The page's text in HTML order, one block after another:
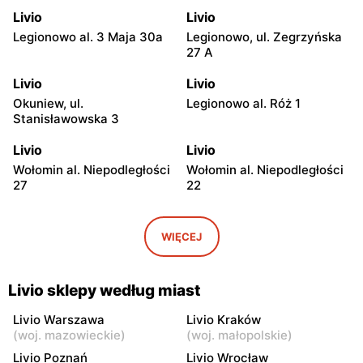
Livio
Legionowo al. 3 Maja 30a
Livio
Legionowo, ul. Zegrzyńska
27 A
Livio
Okuniew, ul.
Stanisławowska 3
Livio
Legionowo al. Róż 1
Livio
Wołomin al. Niepodległości
27
Livio
Wołomin al. Niepodległości
22
Otwock, ul. Warszawska
Livio
Otwock, ul. Wawerska 10
Livio
Wołomin, ul. Szosa
Jadowska 14B
Livio
Batorego 34
Livio Livio
WIĘCEJ
Livio sklepy według miast
Livio Warszawa
(woj. mazowieckie)
Livio Kraków
(woj. małopolskie)
Livio Poznań
Livio Wrocław